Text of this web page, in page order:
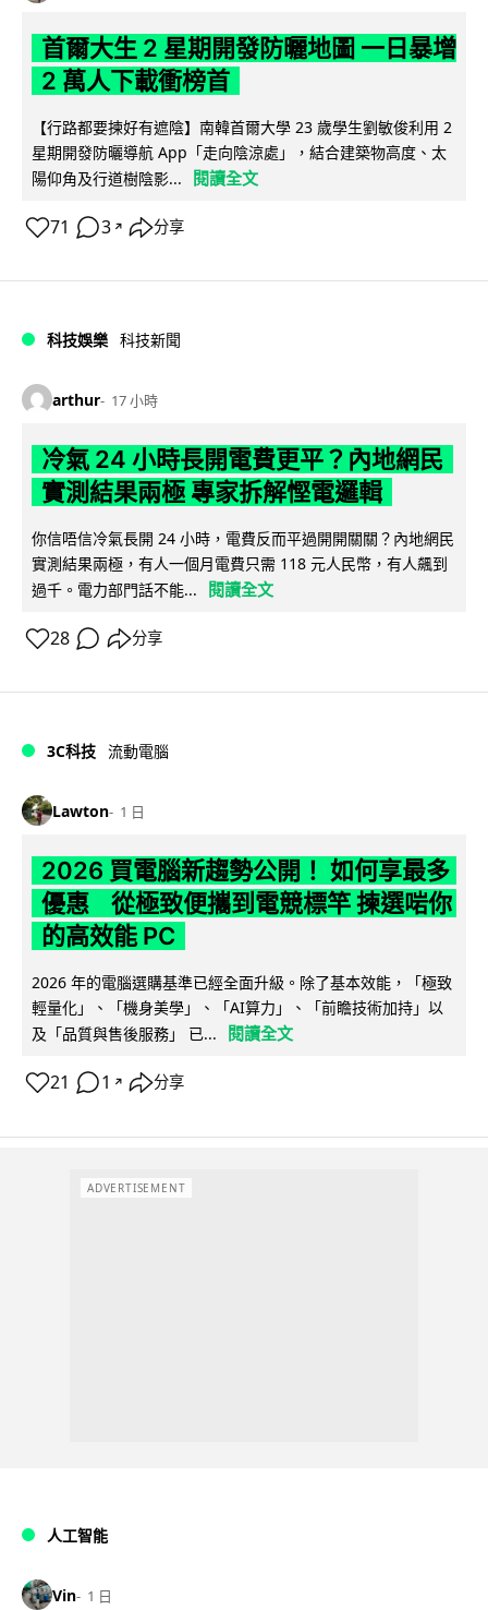
首爾大生 2 星期開發防曬地圖 一日暴增
2 萬人下載衝榜首
【行路都要揀好有遮陰】南韓首爾大學 23 歲學生劉敏俊利用 2
星期開發防曬導航 App「走向陰涼處」，結合建築物高度、太
陽仰角及行道樹陰影...
閱讀全文
71 3 ↗ 分享
科技娛樂 科技新聞
arthur 17 小時
冷氣 24 小時長開電費更平？內地網民
實測結果兩極 專家拆解慳電邏輯
你信唔信冷氣長開 24 小時，電費反而平過開開關關？內地網民
實測結果兩極，有人一個月電費只需 118 元人民幣，有人飆到
過千。電力部門話不能...
閱讀全文
28 分享
3C科技 流動電腦
Lawton 1 日
2026 買電腦新趨勢公開！ 如何享最多
優惠 從極致便攜到電競標竿 揀選啱你
的高效能 PC
2026 年的電腦選購基準已經全面升級。除了基本效能，「極致
輕量化」、「機身美學」、「AI算力」、「前瞻技術加持」以
及「品質與售後服務」 已...
閱讀全文
21 1 ↗ 分享
ADVERTISEMENT
人工智能
Vin 1 日